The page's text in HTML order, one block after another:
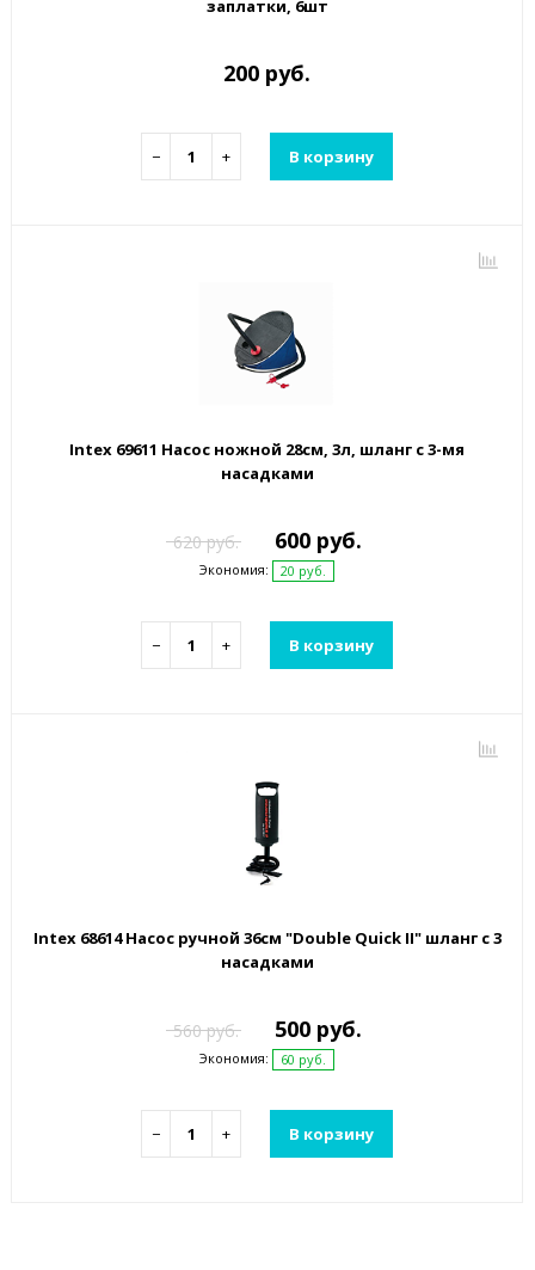
заплатки, 6шт
200 руб.
− + В корзину
Intex 69611 Насос ножной 28см, 3л, шланг с 3-мя
насадками
620 руб. 600 руб.
Экономия: 20 руб.
− + В корзину
Intex 68614 Насос ручной 36см "Double Quick II" шланг с 3
насадками
560 руб. 500 руб.
Экономия: 60 руб.
− + В корзину